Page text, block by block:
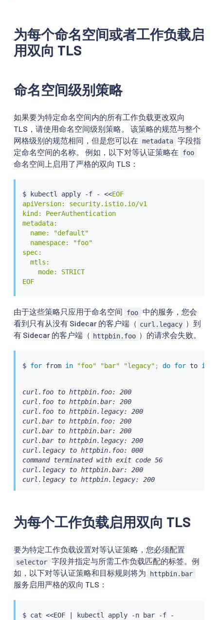
为每个命名空间或者工作负载启
用双向 TLS
命名空间级别策略
如果要为特定命名空间内的所有工作负载更改双向
TLS，请使用命名空间级别策略。 该策略的规范与整个
网格级别的规范相同，但是您可以在 metadata 字段指
定命名空间的名称。 例如，以下对等认证策略在
foo
命名空间上启用了严格的双向 TLS：
$ kubectl apply -f - <<EOF
apiVersion: security.istio.io/v1
kind: PeerAuthentication
metadata:
  name: "default"
  namespace: "foo"
spec:
  mtls:
    mode: STRICT
EOF
由于这些策略只应用于命名空间 foo 中的服务，您会
看到只有从没有 Sidecar 的客户端（ curl.legacy ）到
有 Sidecar 的客户端（ httpbin.foo ）的请求会失败。
$ for from in "foo" "bar" "legacy" ; do for to in
curl.foo to httpbin.foo: 200
curl.foo to httpbin.bar: 200
curl.foo to httpbin.legacy: 200
curl.bar to httpbin.foo: 200
curl.bar to httpbin.bar: 200
curl.bar to httpbin.legacy: 200
curl.legacy to httpbin.foo: 000
command terminated with exit code 56
curl.legacy to httpbin.bar: 200
curl.legacy to httpbin.legacy: 200
为每个工作负载启用双向 TLS
要为特定工作负载设置对等认证策略，您必须配置
selector 字段并指定与所需工作负载匹配的标签。例
如，以下对等认证策略和目标规则将为
httpbin.bar
服务启用严格的双向 TLS：
$ cat <<EOF kubectl
apply -n bar -f -